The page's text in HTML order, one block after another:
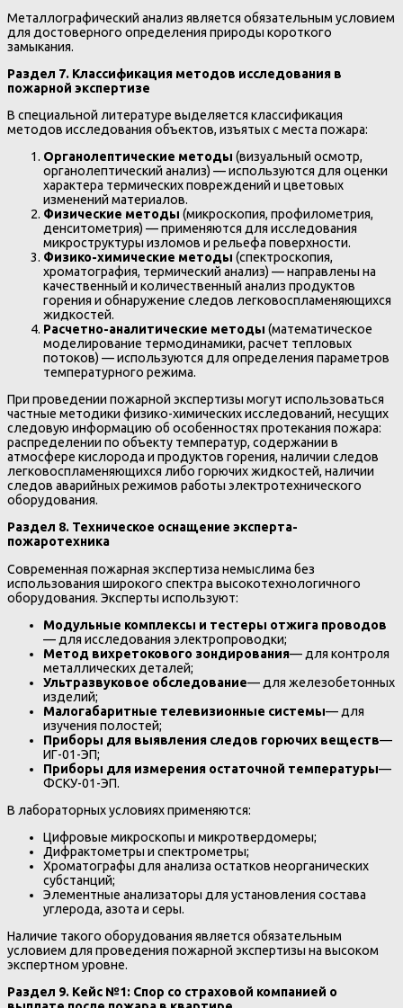
Металлографический анализ является обязательным условием
для достоверного определения природы короткого
замыкания.
Раздел 7. Классификация методов исследования в
пожарной экспертизе
В специальной литературе выделяется классификация
методов исследования объектов, изъятых с места пожара:
Органолептические методы (визуальный осмотр,
органолептический анализ) — используются для оценки
характера термических повреждений и цветовых
изменений материалов.
Физические методы (микроскопия, профилометрия,
денситометрия) — применяются для исследования
микроструктуры изломов и рельефа поверхности.
Физико-химические методы (спектроскопия,
хроматография, термический анализ) — направлены на
качественный и количественный анализ продуктов
горения и обнаружение следов легковоспламеняющихся
жидкостей.
Расчетно-аналитические методы (математическое
моделирование термодинамики, расчет тепловых
потоков) — используются для определения параметров
температурного режима.
При проведении пожарной экспертизы могут использоваться
частные методики физико-химических исследований, несущих
следовую информацию об особенностях протекания пожара:
распределении по объекту температур, содержании в
атмосфере кислорода и продуктов горения, наличии следов
легковоспламеняющихся либо горючих жидкостей, наличии
следов аварийных режимов работы электротехнического
оборудования.
Раздел 8. Техническое оснащение эксперта-
пожаротехника
Современная пожарная экспертиза немыслима без
использования широкого спектра высокотехнологичного
оборудования. Эксперты используют:
Модульные комплексы и тестеры отжига проводов
— для исследования электропроводки;
Метод вихретокового зондирования— для контроля
металлических деталей;
Ультразвуковое обследование— для железобетонных
изделий;
Малогабаритные телевизионные системы— для
изучения полостей;
Приборы для выявления следов горючих веществ—
ИГ-01-ЭП;
Приборы для измерения остаточной температуры—
ФСКУ-01-ЭП.
В лабораторных условиях применяются:
Цифровые микроскопы и микротвердомеры;
Дифрактометры и спектрометры;
Хроматографы для анализа остатков неорганических
субстанций;
Элементные анализаторы для установления состава
углерода, азота и серы.
Наличие такого оборудования является обязательным
условием для проведения пожарной экспертизы на высоком
экспертном уровне.
Раздел 9. Кейс №1: Спор со страховой компанией о